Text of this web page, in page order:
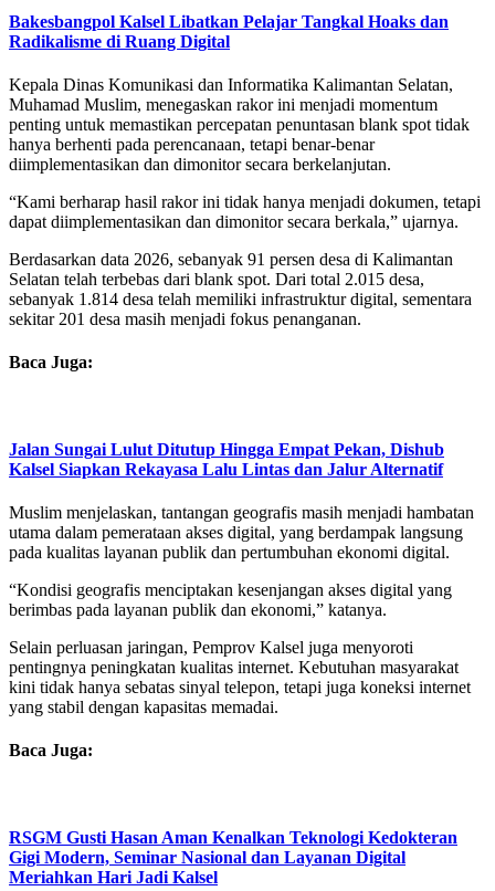
Bakesbangpol Kalsel Libatkan Pelajar Tangkal Hoaks dan
Radikalisme di Ruang Digital
Kepala Dinas Komunikasi dan Informatika Kalimantan Selatan,
Muhamad Muslim, menegaskan rakor ini menjadi momentum
penting untuk memastikan percepatan penuntasan blank spot tidak
hanya berhenti pada perencanaan, tetapi benar-benar
diimplementasikan dan dimonitor secara berkelanjutan.
“Kami berharap hasil rakor ini tidak hanya menjadi dokumen, tetapi
dapat diimplementasikan dan dimonitor secara berkala,” ujarnya.
Berdasarkan data 2026, sebanyak 91 persen desa di Kalimantan
Selatan telah terbebas dari blank spot. Dari total 2.015 desa,
sebanyak 1.814 desa telah memiliki infrastruktur digital, sementara
sekitar 201 desa masih menjadi fokus penanganan.
Baca Juga:
Jalan Sungai Lulut Ditutup Hingga Empat Pekan, Dishub
Kalsel Siapkan Rekayasa Lalu Lintas dan Jalur Alternatif
Muslim menjelaskan, tantangan geografis masih menjadi hambatan
utama dalam pemerataan akses digital, yang berdampak langsung
pada kualitas layanan publik dan pertumbuhan ekonomi digital.
“Kondisi geografis menciptakan kesenjangan akses digital yang
berimbas pada layanan publik dan ekonomi,” katanya.
Selain perluasan jaringan, Pemprov Kalsel juga menyoroti
pentingnya peningkatan kualitas internet. Kebutuhan masyarakat
kini tidak hanya sebatas sinyal telepon, tetapi juga koneksi internet
yang stabil dengan kapasitas memadai.
Baca Juga:
RSGM Gusti Hasan Aman Kenalkan Teknologi Kedokteran
Gigi Modern, Seminar Nasional dan Layanan Digital
Meriahkan Hari Jadi Kalsel